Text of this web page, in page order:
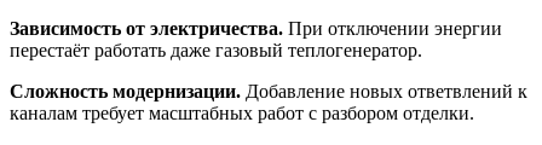
Зависимость от электричества. При отключении энергии
перестаёт работать даже газовый теплогенератор.
Сложность модернизации. Добавление новых ответвлений к
каналам требует масштабных работ с разбором отделки.